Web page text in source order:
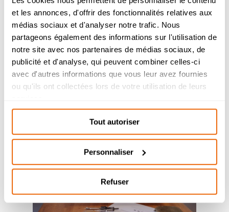
et les annonces, d'offrir des fonctionnalités relatives aux
médias sociaux et d'analyser notre trafic. Nous
partageons également des informations sur l'utilisation de
notre site avec nos partenaires de médias sociaux, de
publicité et d'analyse, qui peuvent combiner celles-ci
avec d'autres informations que vous leur avez fournies
ou qu'ils ont collectées lors de votre utilisation de leurs
Tout autoriser
Personnaliser
Refuser
Soirée des Admis – Mardi 30 juin
Admission 2026
Bachelor Management Innovation et
Humanités : reprise de l’étude des
dossiers de candidature à partir du 26
août.
Bachelor Design d’Espace et Prépa
étudiés durant l’été.